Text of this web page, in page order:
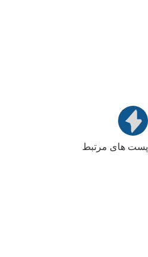
پست های مرتبط